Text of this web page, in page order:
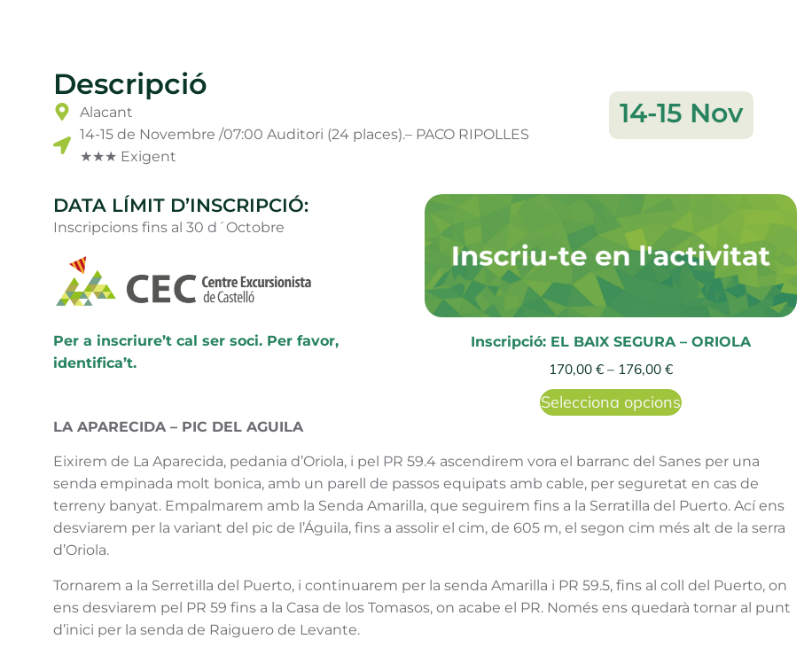
Descripció
Alacant
14-15 de Novembre /07:00 Auditori (24 places).– PACO RIPOLLES
★★★ Exigent
14-15 Nov
DATA LÍMIT D’INSCRIPCIÓ:
Inscripcions fins al 30 d´Octobre
Per a inscriure’t cal ser soci. Per favor,
identifica’t.
Inscripció: EL BAIX SEGURA – ORIOLA
170,00€ – 176,00€
Selecciona opcions
LA APARECIDA – PIC DEL AGUILA
Eixirem de La Aparecida, pedania d’Oriola, i pel PR 59.4 ascendirem vora el barranc del Sanes per una
senda empinada molt bonica, amb un parell de passos equipats amb cable, per seguretat en cas de
terreny banyat. Empalmarem amb la Senda Amarilla, que seguirem fins a la Serratilla del Puerto. Ací ens
desviarem per la variant del pic de l’Águila, fins a assolir el cim, de 605 m, el segon cim més alt de la serra
d’Oriola.
Tornarem a la Serretilla del Puerto, i continuarem per la senda Amarilla i PR 59.5, fins al coll del Puerto, on
ens desviarem pel PR 59 fins a la Casa de los Tomasos, on acabe el PR. Només ens quedarà tornar al punt
d’inici per la senda de Raiguero de Levante.